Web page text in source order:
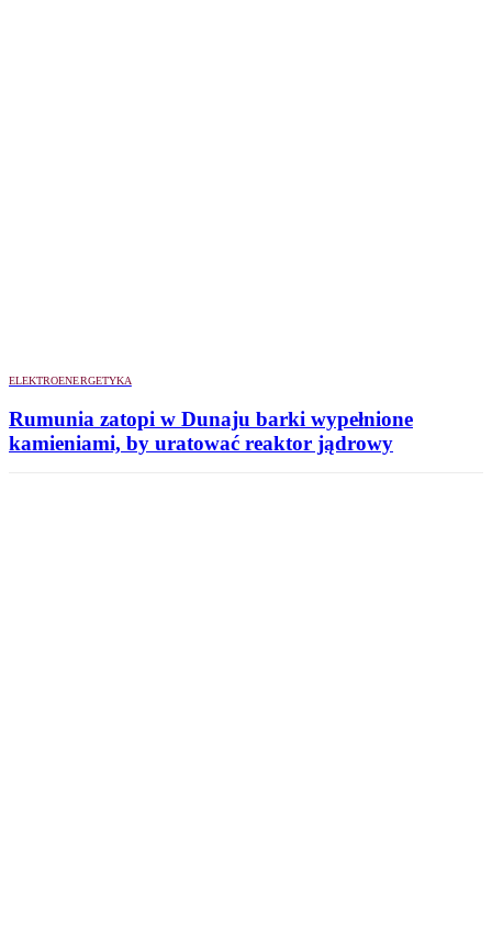
ELEKTROENERGETYKA
Rumunia zatopi w Dunaju barki wypełnione
kamieniami, by uratować reaktor jądrowy